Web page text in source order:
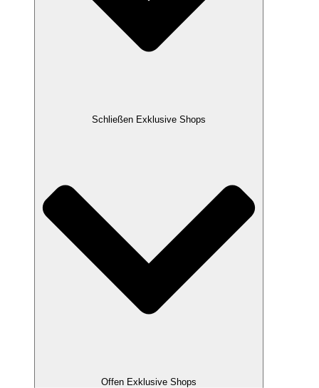
Schließen Exklusive Shops
Offen Exklusive Shops